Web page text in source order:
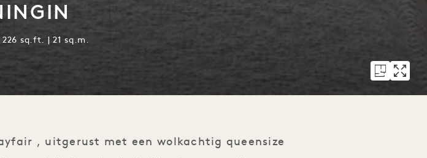
226 sq.ft. | 21 sq.m.
, uitgerust met een wolkachtig queensize